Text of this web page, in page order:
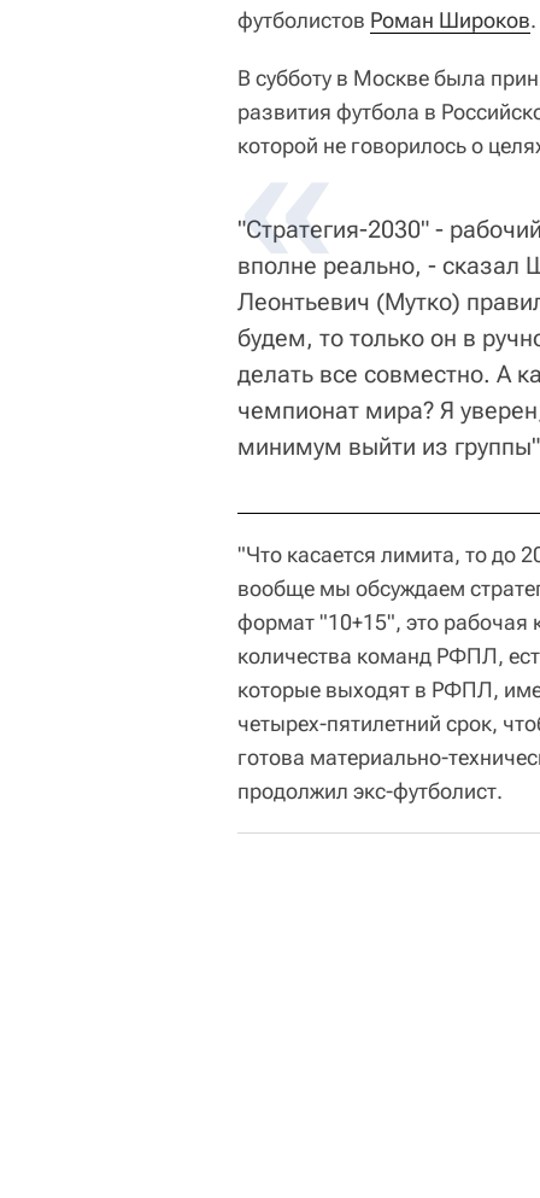
футболистов Роман Широков.
В субботу в Москве была
развития футбола в
которой не говорилось о
"Стратегия-2030" -
вполне реально, - сказал
Леонтьевич (Мутко)
будем, то только он в
делать все совместно. А
чемпионат мира? Я
минимум выйти из
"Что касается лимита, то до
вообще мы обсуждаем
формат "10+15", это рабочая
количества команд РФПЛ,
которые выходят в РФПЛ,
четырех-пятилетний срок,
готова материально-
продолжил экс-футболист.